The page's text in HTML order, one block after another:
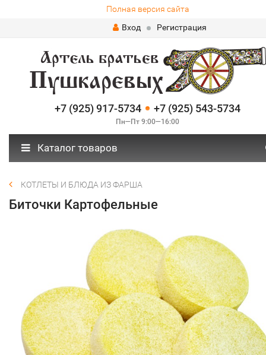
Полная версия сайта
Вход
Регистрация
+7 (925) 917-5734 +7 (925) 543-5734
Пн—Пт 9:00—16:00
Каталог товаров
КОТЛЕТЫ И БЛЮДА ИЗ ФАРША
Биточки Картофельные